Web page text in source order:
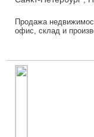
Продажа
офис, склад и